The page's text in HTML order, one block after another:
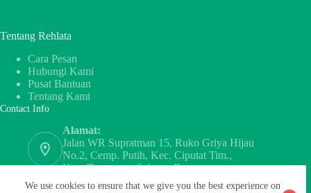
We use cookies to ensure that we give you the best experience on
Tentang Rehlata
Cara Pesan
Hubungi Kami
Pusat Bantuan
Tentang Kami
Contact Info
Alamat:
Jalan WR Supratman 15, Ruko Griya Hijau
No.2, Cemp. Putih, Kec. Ciputat Tim.,
Kota Tangerang Selatan, Banten
WhatsApp